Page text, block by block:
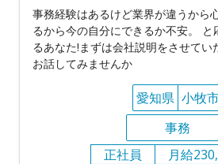
事務経験はあるけど業界が違うから
るから今の自分にできるか不安。
るあなた!まずは会社説明をさせてい
お話してみませんか
愛知県 小牧
事務
正社員
月給